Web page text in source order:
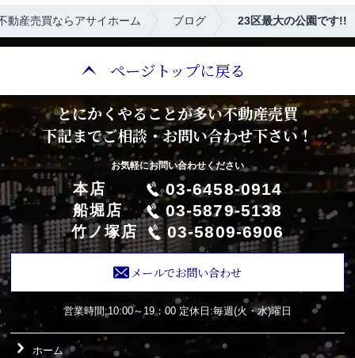
動産売買ならアサイホーム ブログ 23区最大の公園です!!
ページトップに戻る
とにかくやることが多い不動産売買
下記までご相談・お問い合わせ下さい！
お気軽にお問い合わせください
本店 03-6458-0914
船堀店 03-5879-5138
竹ノ塚店 03-5809-6906
メールでお問い合わせ
営業時間:10:00～19：00 定休日:毎週(火・水)曜日
ホーム